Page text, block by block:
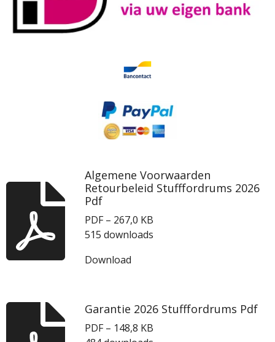
Algemene Voorwaarden
Retourbeleid Stufffordrums 2026
Pdf
PDF – 267,0 KB
515 downloads
Download
Garantie 2026 Stufffordrums Pdf
PDF – 148,8 KB